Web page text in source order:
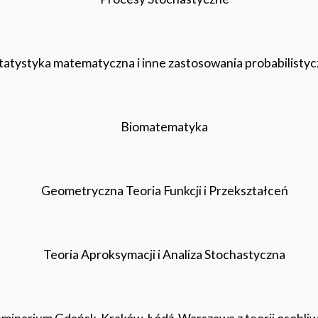
matematyczna i inne zastosowania
Biomatematyka
Geometryczna Teoria Funkcji i Przekształceń
Teoria Aproksymacji i Analiza Stochastyczna